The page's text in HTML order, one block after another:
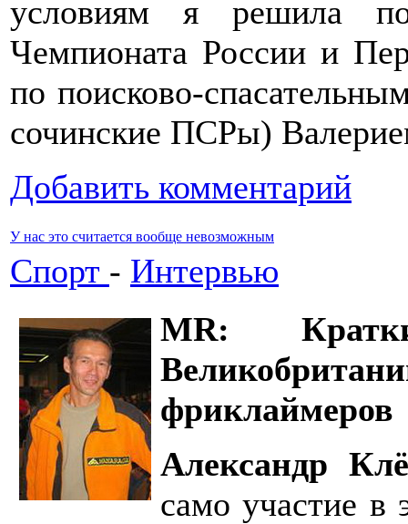
условиям я решила
Чемпионата России и
по поисково-
сочинские ПСРы)
Добавить комментарий
У нас это считается вообще невозможным
Спорт - Интервью
MR:
фриклаймеров
Александр
само участие в